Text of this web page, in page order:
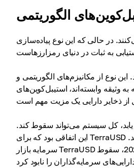
الگوریتمی
در حالی که این نوع پیاده‌سازی
نوع از مکانیزم‌های الگوریتمی و
وابسته‌اند، استیبل‌کوین‌های
کل سیستم می‌تواند سقوط کند.
این اتفاقی بود که برای TerraUSD افتاد، که زیر ضامن 1 دلاری خود سقوط کرد و منجر به فروش گسترده و کاهش شدید قیمت لونا شد.
سرمایه بازار TerraUSD از 18 میلیارد دلار به 100 میلیون دلار سقوط کرد و در ماه مه 2022، سقوط Terra-Luna بیش از 40 میلیارد دلار از